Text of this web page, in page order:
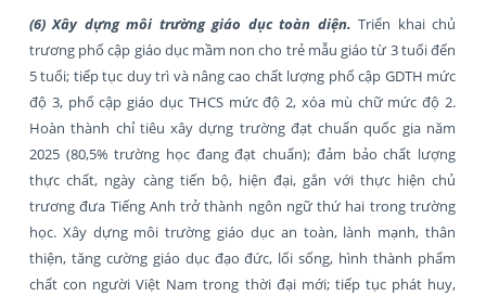
(6) Xây dựng môi trường giáo dục toàn diện. Triển khai chủ
trương phổ cập giáo dục mầm non cho trẻ mẫu giáo từ 3 tuổi đến
5 tuổi; tiếp tục duy trì và nâng cao chất lượng phổ cập GDTH mức
độ 3, phổ cập giáo dục THCS mức độ 2, xóa mù chữ mức độ 2.
Hoàn thành chỉ tiêu xây dựng trường đạt chuẩn quốc gia năm
2025 (80,5% trường học đang đạt chuẩn); đảm bảo chất lượng
thực chất, ngày càng tiến bộ, hiện đại, gắn với thực hiện chủ
trương đưa Tiếng Anh trở thành ngôn ngữ thứ hai trong trường
học. Xây dựng môi trường giáo dục an toàn, lành mạnh, thân
thiện, tăng cường giáo dục đạo đức, lối sống, hình thành phẩm
chất con người Việt Nam trong thời đại mới; tiếp tục phát huy,